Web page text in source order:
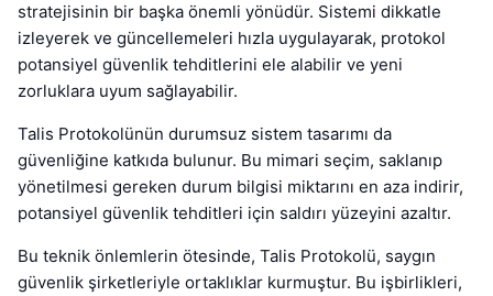
stratejisinin bir başka önemli yönüdür. Sistemi dikkatle
izleyerek ve güncellemeleri hızla uygulayarak, protokol
potansiyel güvenlik tehditlerini ele alabilir ve yeni
zorluklara uyum sağlayabilir.
Talis Protokolünün durumsuz sistem tasarımı da
güvenliğine katkıda bulunur. Bu mimari seçim, saklanıp
yönetilmesi gereken durum bilgisi miktarını en aza indirir,
potansiyel güvenlik tehditleri için saldırı yüzeyini azaltır.
Bu teknik önlemlerin ötesinde, Talis Protokolü, saygın
güvenlik şirketleriyle ortaklıklar kurmuştur. Bu işbirlikleri,